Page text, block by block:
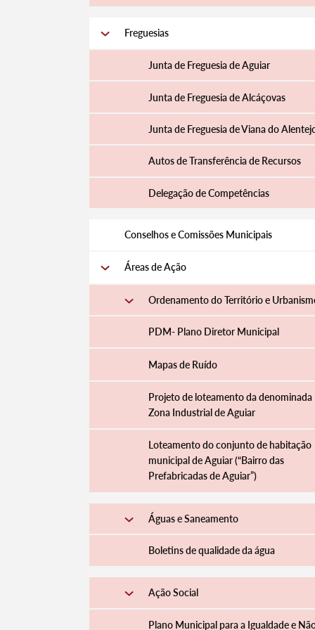
Freguesias
Junta de Freguesia de Aguiar
Junta de Freguesia de Alcáçovas
Junta de Freguesia de Viana do
Autos de Transferência de Recursos
Delegação de Competências
Conselhos e Comissões Municipais
Áreas de Ação
Ordenamento do Território e
PDM- Plano Diretor Municipal
Mapas de Ruído
Projeto de loteamento da denominada
Zona Industrial de Aguiar
Loteamento do conjunto de habitação
municipal de Aguiar (“Bairro das
Prefabricadas de Aguiar”)
Águas e Saneamento
Boletins de qualidade da água
Ação Social
Plano Municipal para a Igualdade e